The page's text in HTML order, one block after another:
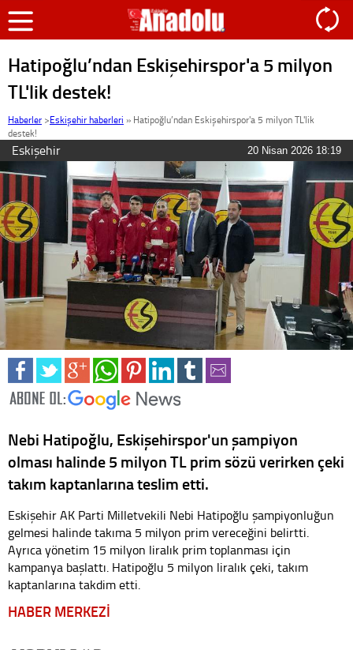
Hatipoğlu’ndan Eskişehirspor'a 5 milyon
TL'lik destek!
Haberler >Eskişehir haberleri » Hatipoğlu’ndan Eskişehirspor'a 5 milyon TL'lik
destek!
Eskişehir 20 Nisan 2026 18:19
Nebi Hatipoğlu, Eskişehirspor'un şampiyon
olması halinde 5 milyon TL prim sözü verirken çeki
takım kaptanlarına teslim etti.
Eskişehir AK Parti Milletvekili Nebi Hatipoğlu şampiyonluğun
gelmesi halinde takıma 5 milyon prim vereceğini belirtti.
Ayrıca yönetim 15 milyon liralık prim toplanması için
kampanya başlattı. Hatipoğlu 5 milyon liralık çeki, takım
kaptanlarına takdim etti.
HABER MERKEZİ